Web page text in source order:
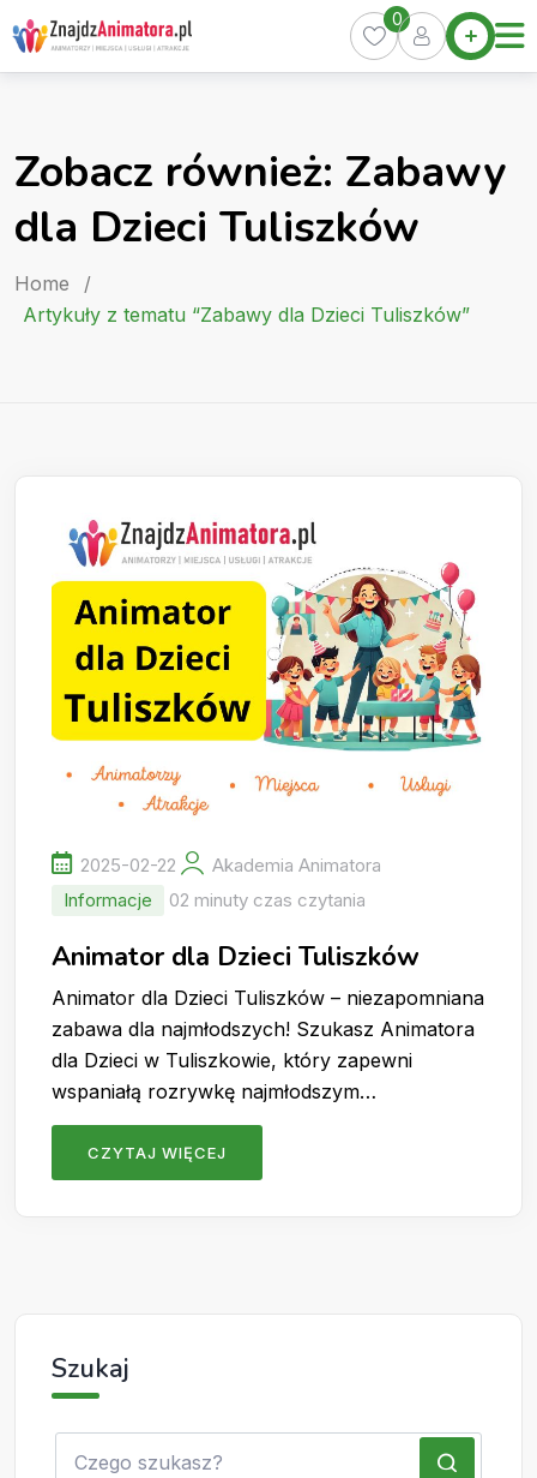
Skip
to
content
Home
Oferty
Pakiety
Kurs
Artykuły
0
Zobacz również: Zabawy
dla Dzieci Tuliszków
Home
/
Artykuły z tematu “Zabawy dla Dzieci Tuliszków”
2025-02-22
Akademia Animatora
Informacje
02 minuty czas czytania
Animator dla Dzieci Tuliszków
Animator dla Dzieci Tuliszków – niezapomniana
zabawa dla najmłodszych! Szukasz Animatora
dla Dzieci w Tuliszkowie, który zapewni
wspaniałą rozrywkę najmłodszym…
CZYTAJ WIĘCEJ
Szukaj